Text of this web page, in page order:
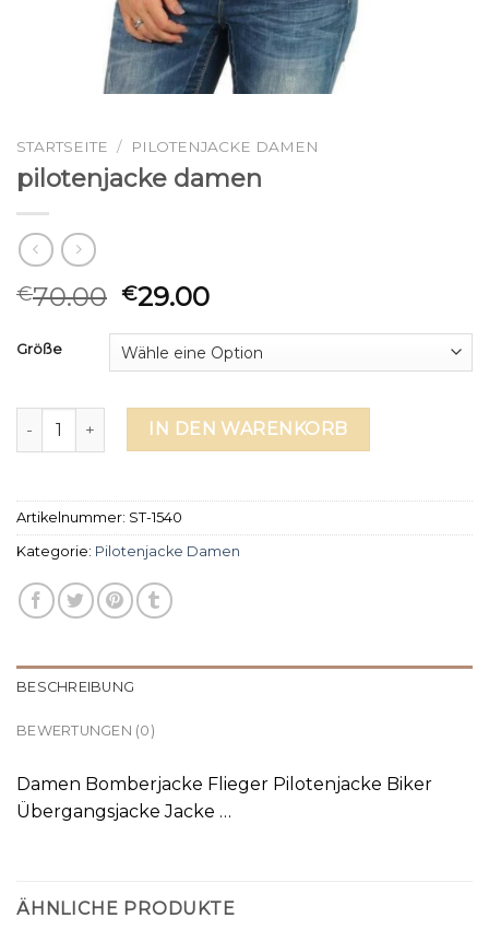
STARTSEITE / PILOTENJACKE DAMEN
pilotenjacke damen
€70.00 €29.00
Größe
pilotenjacke damen MengeIN DEN WARENKORB
Artikelnummer: ST-1540
Kategorie: Pilotenjacke Damen
BESCHREIBUNG
BEWERTUNGEN (0)
Damen Bomberjacke Flieger Pilotenjacke Biker
Übergangsjacke Jacke …
ÄHNLICHE PRODUKTE